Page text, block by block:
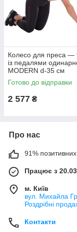
Колесо для преса —
із педалями
MODERN d-35 см
Готово до відправки
2 577 ₴
Про нас
91% позитивних
Працює з
м. Київ
вул. Михайла
Роздрібні
Контакти